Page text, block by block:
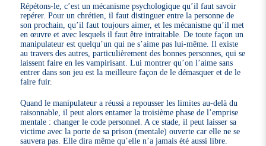
Répétons-le, c’est un mécanisme psychologique qu’il faut savoir
repérer. Pour un chrétien, il faut distinguer entre la personne de
son prochain, qu’il faut toujours aimer, et les mécanisme qu’il met
en œuvre et avec lesquels il faut être intraitable. De toute façon un
manipulateur est quelqu’un qui ne s’aime pas lui-même. Il existe
au travers des autres, particulièrement des bonnes personnes, qui se
laissent faire en les vampirisant. Lui montrer qu’on l’aime sans
entrer dans son jeu est la meilleure façon de le démasquer et de le
faire fuir.
Quand le manipulateur a réussi a repousser les limites au-delà du
raisonnable, il peut alors entamer la troisième phase de l’emprise
mentale : changer le code personnel. A ce stade, il peut laisser sa
victime avec la porte de sa prison (mentale) ouverte car elle ne se
sauvera pas. Elle dira même qu’elle n’a jamais été aussi libre.